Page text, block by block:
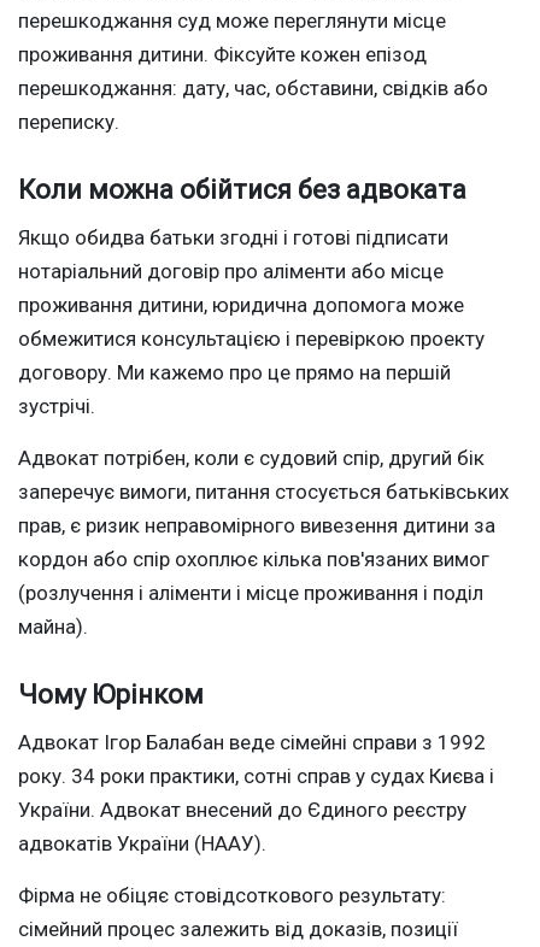
перешкоджання суд може переглянути місце
проживання дитини. Фіксуйте кожен епізод
перешкоджання: дату, час, обставини, свідків або
переписку.
Коли можна обійтися без адвоката
Якщо обидва батьки згодні і готові підписати
нотаріальний договір про аліменти або місце
проживання дитини, юридична допомога може
обмежитися консультацією і перевіркою проекту
договору. Ми кажемо про це прямо на першій
зустрічі.
Адвокат потрібен, коли є судовий спір, другий бік
заперечує вимоги, питання стосується батьківських
прав, є ризик неправомірного вивезення дитини за
кордон або спір охоплює кілька пов'язаних вимог
(розлучення і аліменти і місце проживання і поділ
майна).
Чому Юрінком
Адвокат Ігор Балабан веде сімейні справи з 1992
року. 34 роки практики, сотні справ у судах Києва і
України. Адвокат внесений до Єдиного реєстру
адвокатів України (НААУ).
Фірма не обіцяє стовідсоткового результату:
сімейний процес залежить від доказів, позиції